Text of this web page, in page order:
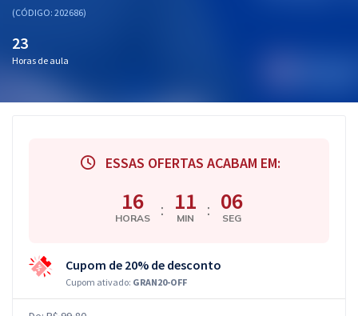
(CÓDIGO: 202686)
23
Horas de aula
ESSAS OFERTAS ACABAM EM:
16
HORAS : 11
MIN : 05
SEG
Cupom de 20% de desconto
Cupom ativado: GRAN20-OFF